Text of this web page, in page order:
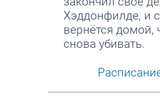
Хэддонфилде, и
вернётся домой,
снова убивать.